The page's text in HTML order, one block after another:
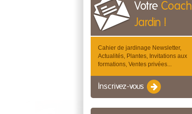
Votre Coach
Jardin !
Cahier de jardinage Newsletter,
Actualités, Plantes, Invitations aux
formations, Ventes privées...
Inscrivez-vous